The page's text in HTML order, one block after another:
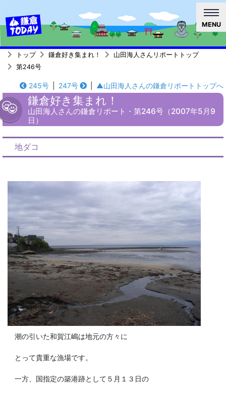
MENU
トップ 鎌倉好き集まれ！
山田海人さんリポートトップ
第246号
245号 247号 ▲山田海人さんの鎌倉リポートトップへ
鎌倉好き集まれ！
山田海人さんの鎌倉リポート・第246号（2007年5月9
日）
地ダコ
潮の引いた和賀江嶋は地元の方々に
とって貴重な漁場です。
一方、国指定の築港跡として５月１３日の